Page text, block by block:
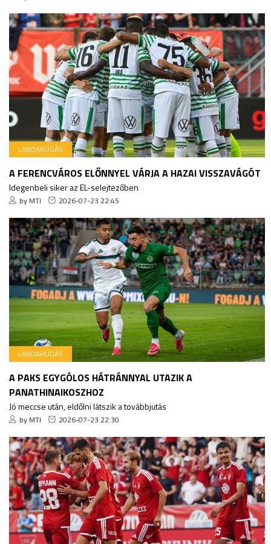
LABDARÚGÁS
A FERENCVÁROS ELŐNNYEL VÁRJA A HAZAI VISSZAVÁGÓT
Idegenbeli siker az EL-selejtezőben
by MTI 2026-07-23 22:45
LABDARÚGÁS
A PAKS EGYGÓLOS HÁTRÁNNYAL UTAZIK A
PANATHINAIKOSZHOZ
Jó meccse után, eldőlni látszik a továbbjutás
by MTI 2026-07-23 22:30